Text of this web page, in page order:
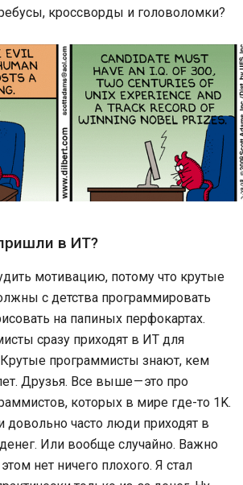
кроссворды и головоломки?
в ИТ?
мотивацию, потому что крутые
с детства программировать
на папиных перфокартах.
сразу приходят в ИТ для
программисты знают, кем
Друзья. Все выше — это про
которых в мире где-то 1K.
довольно часто люди приходят в
Или вообще случайно. Важно
нет ничего плохого. Я стал